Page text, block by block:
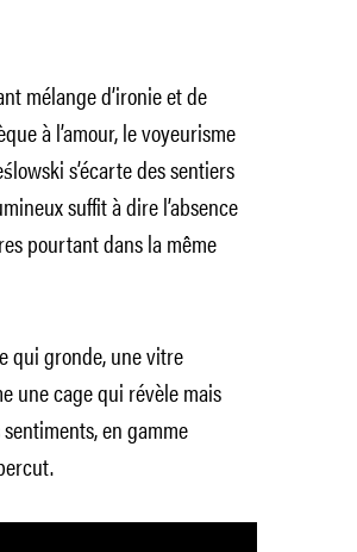
mélange d’ironie et de
à l’amour, le voyeurisme
s’écarte des sentiers
suffit à dire l’absence
pourtant dans la même
qui gronde, une vitre
une cage qui révèle mais
en gamme